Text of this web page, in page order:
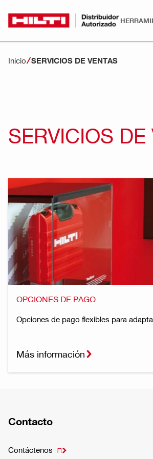
Inicio SERVICIOS DE VENTAS
SERVICIOS DE
OPCIONES DE PAGO
Opciones de pago flexibles para
Más información
Contacto
Contáctenos 